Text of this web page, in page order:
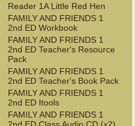
Reader 1A Little Red Hen
FAMILY AND FRIENDS 1
2nd ED Workbook
FAMILY AND FRIENDS 1
2nd ED Teacher's Resource
Pack
FAMILY AND FRIENDS 1
2nd ED Teacher's Book Pack
FAMILY AND FRIENDS 1
2nd ED Itools
FAMILY AND FRIENDS 1